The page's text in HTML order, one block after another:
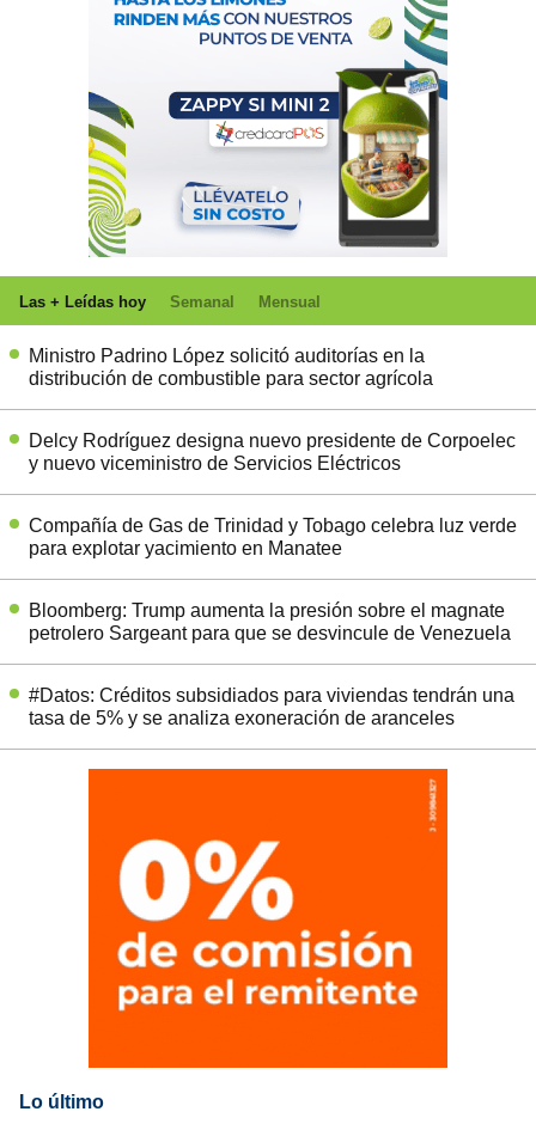
Las + Leídas hoy Semanal Mensual
Ministro Padrino López solicitó auditorías en la
distribución de combustible para sector agrícola
Delcy Rodríguez designa nuevo presidente de Corpoelec
y nuevo viceministro de Servicios Eléctricos
Compañía de Gas de Trinidad y Tobago celebra luz verde
para explotar yacimiento en Manatee
Bloomberg: Trump aumenta la presión sobre el magnate
petrolero Sargeant para que se desvincule de Venezuela
#Datos: Créditos subsidiados para viviendas tendrán una
tasa de 5% y se analiza exoneración de aranceles
Lo último